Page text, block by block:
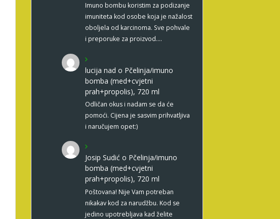
Imuno bombu koristim za podizanje
imuniteta kod osobe koja je nažalost
oboljela od karcinoma. Sve pohvale
i preporuke za proizvod.…
lucija nad o Pčelinja/imuno
bomba (med+cvjetni
prah+propolis), 720 ml
Odličan okus i nadam se da će
pomoći. Cijena je sasvim prihvatljiva
i naručujem opet:)
Josip Sudić o Pčelinja/imuno
bomba (med+cvjetni
prah+propolis), 720 ml
Poštovana! Nije Vam potreban
nikakav kod za narudžbu. Kod se
jedino upotrebljava kad želite